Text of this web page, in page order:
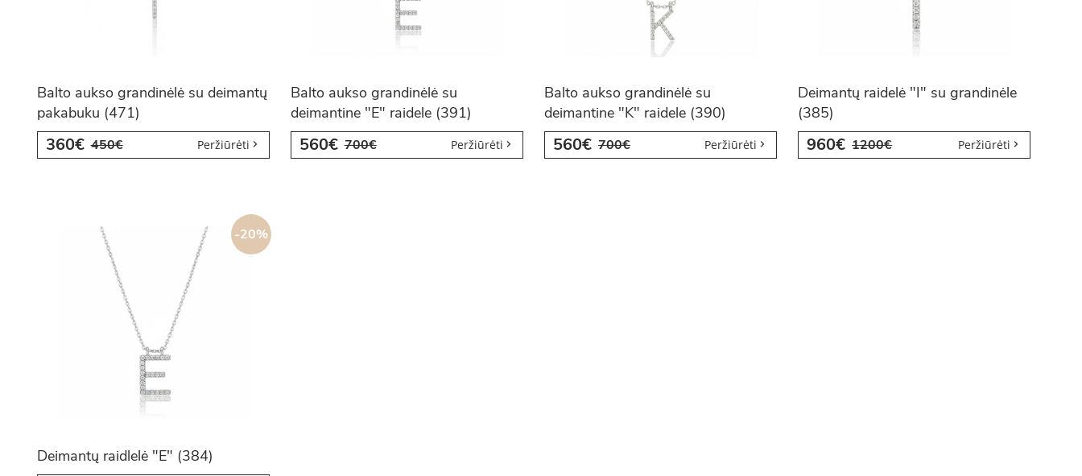
Balto aukso grandinėlė su deimantų
pakabuku (471)
360€ 450€ Peržiūrėti
Balto aukso grandinėlė su
deimantine "E" raidele (391)
560€ 700€ Peržiūrėti
Balto aukso grandinėlė su
deimantine "K" raidele (390)
560€ 700€ Peržiūrėti
Deimantų raidelė "I" su grandinėle
(385)
960€ 1200€ Peržiūrėti
-20%
Deimantų raidlelė "E" (384)